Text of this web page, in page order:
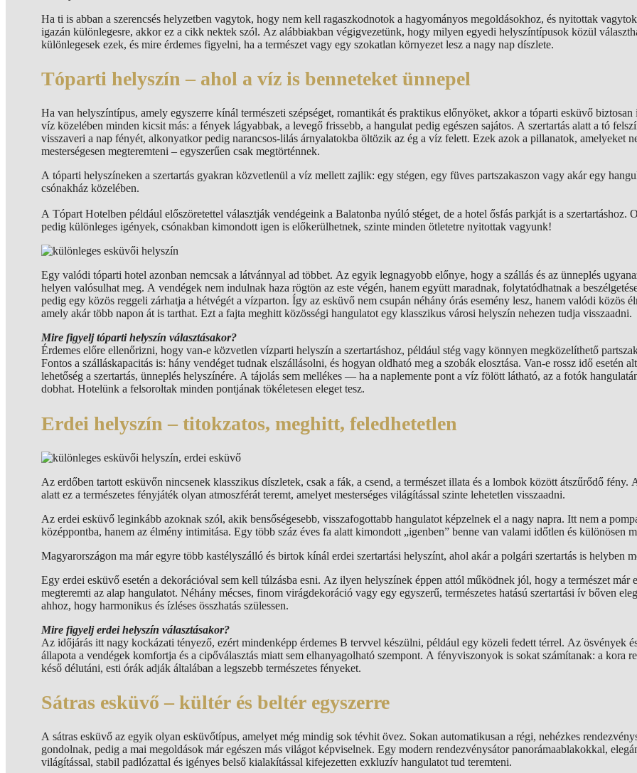
Ha ti is abban a szerencsés helyzetben vagytok, hogy nem kell ragaszkodnotok a hagyományos megoldásokhoz, és nyitottak
igazán különlegesre, akkor ez a cikk nektek szól. Az alábbiakban végigvezetünk, hogy milyen egyedi helyszíntípusok közül
különlegesek ezek, és mire érdemes figyelni, ha a természet vagy egy szokatlan környezet lesz a nagy nap díszlete.
Tóparti helyszín – ahol a víz is benneteket ünnepel
Ha van helyszíntípus, amely egyszerre kínál természeti szépséget, romantikát és praktikus előnyöket, akkor a tóparti esküvő
víz közelében minden kicsit más: a fények lágyabbak, a levegő frissebb, a hangulat pedig egészen sajátos. A szertartás alatt a tó
visszaveri a nap fényét, alkonyatkor pedig narancsos-lilás árnyalatokba öltözik az ég a víz felett. Ezek azok a pillanatok, amelyeket
mesterségesen megteremteni – egyszerűen csak megtörténnek.
A tóparti helyszíneken a szertartás gyakran közvetlenül a víz mellett zajlik: egy stégen, egy füves partszakaszon vagy akár egy
csónakház közelében.
A Tópart Hotelben például előszöretettel választják vendégeink a Balatonba nyúló stéget, de a hotel ősfás parkját is a szertartáshoz.
pedig különleges igények, csónakban kimondott igen is előkerülhetnek, szinte minden ötletetre nyitottak vagyunk!
Egy valódi tóparti hotel azonban nemcsak a látvánnyal ad többet. Az egyik legnagyobb előnye, hogy a szállás és az ünneplés
helyen valósulhat meg. A vendégek nem indulnak haza rögtön az este végén, hanem együtt maradnak, folytatódhatnak a
pedig egy közös reggeli zárhatja a hétvégét a vízparton. Így az esküvő nem csupán néhány órás esemény lesz, hanem valódi közös
amely akár több napon át is tarthat. Ezt a fajta meghitt közösségi hangulatot egy klasszikus városi helyszín nehezen tudja visszaadni.
Mire figyelj tóparti helyszín választásakor?
Érdemes előre ellenőrizni, hogy van-e közvetlen vízparti helyszín a szertartáshoz, például stég vagy könnyen megközelíthető
Fontos a szálláskapacitás is: hány vendéget tudnak elszállásolni, és hogyan oldható meg a szobák elosztása. Van-e rossz idő esetén
lehetőség a szertartás, ünneplés helyszínére. A tájolás sem mellékes — ha a naplemente pont a víz fölött látható, az a fotók
dobhat. Hotelünk a felsoroltak minden pontjának tökéletesen eleget tesz.
Erdei helyszín – titokzatos, meghitt, feledhetetlen
Az erdőben tartott esküvőn nincsenek klasszikus díszletek, csak a fák, a csend, a természet illata és a lombok között átszűrődő fény.
alatt ez a természetes fényjáték olyan atmoszférát teremt, amelyet mesterséges világítással szinte lehetetlen visszaadni.
Az erdei esküvő leginkább azoknak szól, akik bensőségesebb, visszafogottabb hangulatot képzelnek el a nagy napra. Itt nem a
középpontba, hanem az élmény intimitása. Egy több száz éves fa alatt kimondott „igenben” benne van valami időtlen és különösen
Magyarországon ma már egyre több kastélyszálló és birtok kínál erdei szertartási helyszínt, ahol akár a polgári szertartás is helyben
Egy erdei esküvő esetén a dekorációval sem kell túlzásba esni. Az ilyen helyszínek éppen attól működnek jól, hogy a természet már
megteremti az alap hangulatot. Néhány mécses, finom virágdekoráció vagy egy egyszerű, természetes hatású szertartási ív bőven
ahhoz, hogy harmonikus és ízléses összhatás szülessen.
Mire figyelj erdei helyszín választásakor?
Az időjárás itt nagy kockázati tényező, ezért mindenképp érdemes B tervvel készülni, például egy közeli fedett térrel. Az ösvények
állapota a vendégek komfortja és a cipőválasztás miatt sem elhanyagolható szempont. A fényviszonyok is sokat számítanak: a kora
késő délutáni, esti órák adják általában a legszebb természetes fényeket.
Sátras esküvő – kültér és beltér egyszerre
A sátras esküvő az egyik olyan esküvőtípus, amelyet még mindig sok tévhit övez. Sokan automatikusan a régi, nehézkes
gondolnak, pedig a mai megoldások már egészen más világot képviselnek. Egy modern rendezvénysátor panorámaablakokkal,
világítással, stabil padlózattal és igényes belső kialakítással kifejezetten exkluzív hangulatot tud teremteni.